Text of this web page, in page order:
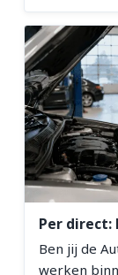
Per direct:
Ben jij de
werken